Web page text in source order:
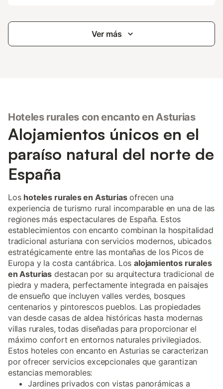
Ver más
Hoteles rurales con encanto en Asturias
Alojamientos únicos en el
paraíso natural del norte de
España
Los hoteles rurales en Asturiasofrecen una
experiencia de turismo rural incomparable en una de las
regiones más espectaculares de España. Estos
establecimientos con encanto combinan la hospitalidad
tradicional asturiana con servicios modernos, ubicados
estratégicamente entre las montañas de los Picos de
Europa y la costa cantábrica. Losalojamientos rurales
en Asturias destacan por su arquitectura tradicional de
piedra y madera, perfectamente integrada en paisajes
de ensueño que incluyen valles verdes, bosques
centenarios y pintorescos pueblos. Las propiedades
van desde casas de aldea históricas hasta modernas
villas rurales, todas diseñadas para proporcionar el
máximo confort en entornos naturales privilegiados.
Estos hoteles con encanto en Asturias se caracterizan
por ofrecer servicios excepcionales que garantizan
estancias memorables:
Jardines privados con vistas panorámicas a